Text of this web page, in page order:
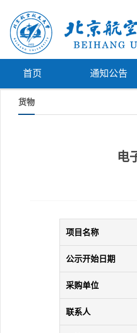
首页 通知公告
货物
电
项目名称
公示开始日期
采购单位
联系人